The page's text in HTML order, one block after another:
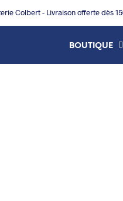
Colbert - Livraison offerte dès
BOUTIQUE